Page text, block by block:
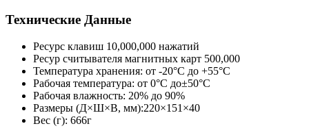
Технические Данные
Ресурс клавиш 10,000,000 нажатий
Ресур считывателя магнитных карт 500,000
Температура хранения: от -20°С до +55°С
Рабочая температура: от 0°С до±50°С
Рабочая влажность: 20% до 90%
Размеры (Д×Ш×В, мм):220×151×40
Вес (г): 666г